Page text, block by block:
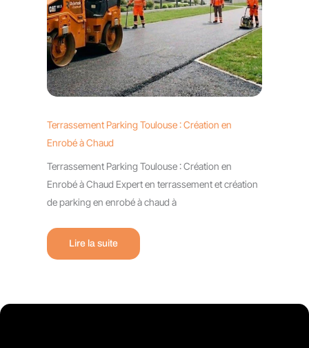
Terrassement Parking Toulouse : Création en
Enrobé à Chaud
Terrassement Parking Toulouse : Création en
Enrobé à Chaud Expert en terrassement et création
de parking en enrobé à chaud à
Lire la suite